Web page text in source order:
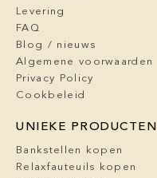
Levering
FAQ
Blog / nieuws
Algemene voorwaarden
Privacy Policy
Cookbeleid
UNIEKE PRODUCTEN
Bankstellen kopen
Relaxfauteuils kopen